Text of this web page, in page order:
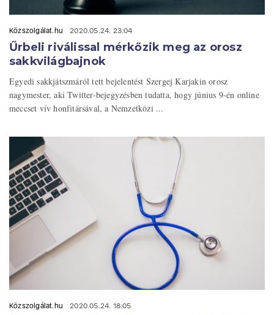
Közszolgálat.hu 2020.05.24. 23:04
Űrbeli riválissal mérkőzik meg az orosz
sakkvilágbajnok
Egyedi sakkjátszmáról tett bejelentést Szergej Karjakin orosz
nagymester, aki Twitter-bejegyzésben tudatta, hogy június 9-én online
meccset vív honfitársával, a Nemzetközi ...
Közszolgálat.hu 2020.05.24. 18:05